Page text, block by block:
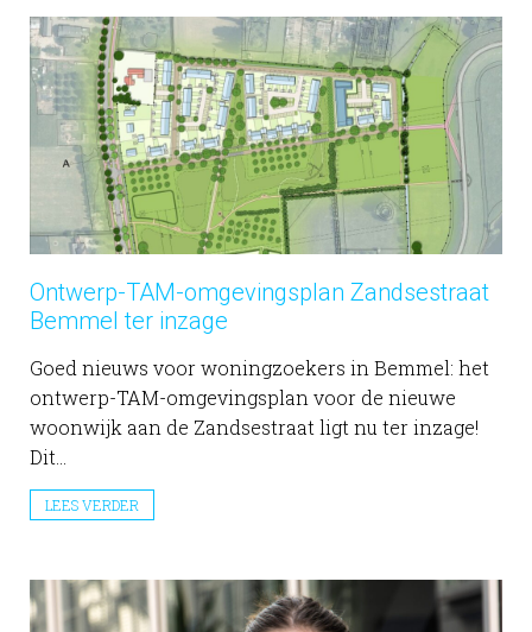
Ontwerp-TAM-omgevingsplan Zandsestraat
Bemmel ter inzage
Goed nieuws voor woningzoekers in Bemmel: het
ontwerp-TAM-omgevingsplan voor de nieuwe
woonwijk aan de Zandsestraat ligt nu ter inzage!
Dit...
LEES VERDER